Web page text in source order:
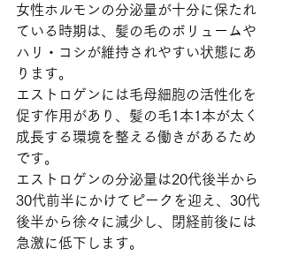
女性ホルモンの分泌量が十分に保たれ
ている時期は、髪の毛のボリュームや
ハリ・コシが維持されやすい状態にあ
ります。
エストロゲンには毛母細胞の活性化を
促す作用があり、髪の毛1本1本が太く
成長する環境を整える働きがあるため
です。
エストロゲンの分泌量は20代後半から
30代前半にかけてピークを迎え、30代
後半から徐々に減少し、閉経前後には
急激に低下します。